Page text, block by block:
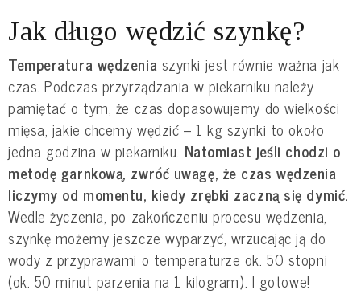
Jak długo wędzić szynkę?
Temperatura wędzenia szynki jest równie ważna jak
czas. Podczas przyrządzania w piekarniku należy
pamiętać o tym, że czas dopasowujemy do wielkości
mięsa, jakie chcemy wędzić – 1 kg szynki to około
jedna godzina w piekarniku. Natomiast jeśli chodzi o
metodę garnkową, zwróć uwagę, że czas wędzenia
liczymy od momentu, kiedy zrębki zaczną się dymić.
Wedle życzenia, po zakończeniu procesu wędzenia,
szynkę możemy jeszcze wyparzyć, wrzucając ją do
wody z przyprawami o temperaturze ok. 50 stopni
(ok. 50 minut parzenia na 1 kilogram). I gotowe!